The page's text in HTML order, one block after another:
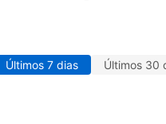
Últimos 7 dias Últimos 30